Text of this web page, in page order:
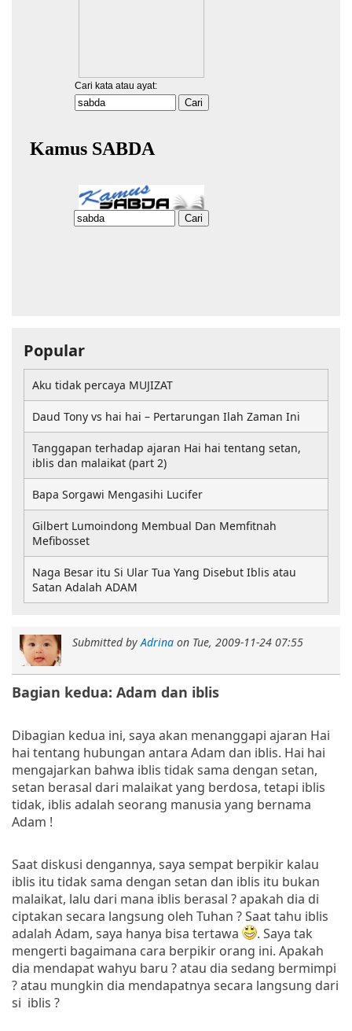
Submitted byAdrina on Tue, 2009-11-24 07:55
Bagian kedua: Adam dan iblis
Dibagian kedua ini, saya akan menanggapi ajaran Hai
hai tentang hubungan antara Adam dan iblis. Hai hai
mengajarkan bahwa iblis tidak sama dengan setan,
setan berasal dari malaikat yang berdosa, tetapi iblis
tidak, iblis adalah seorang manusia yang bernama
Adam !
Saat diskusi dengannya, saya sempat berpikir kalau
iblis itu tidak sama dengan setan dan iblis itu bukan
malaikat, lalu dari mana iblis berasal ? apakah dia di
ciptakan secara langsung oleh Tuhan ? Saat tahu iblis
adalah Adam, saya hanya bisa tertawa
. Saya tak
mengerti bagaimana cara berpikir orang ini. Apakah
dia mendapat wahyu baru ? atau dia sedang bermimpi
? atau mungkin dia mendapatnya secara langsung dari
si iblis ?
Popular
Aku tidak percaya MUJIZAT
Daud Tony vs hai hai – Pertarungan Ilah Zaman Ini
Tanggapan terhadap ajaran Hai hai tentang setan,
iblis dan malaikat (part 2)
Bapa Sorgawi Mengasihi Lucifer
Gilbert Lumoindong Membual Dan Memfitnah
Mefibosset
Naga Besar itu Si Ular Tua Yang Disebut Iblis atau
Satan Adalah ADAM